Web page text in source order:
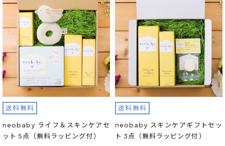
送料無料
neobaby ライフ＆スキンケアセ
ット 5点（無料ラッピング付）
送料無料
neobaby スキンケアギフトセッ
ト 3点（無料ラッピング付）